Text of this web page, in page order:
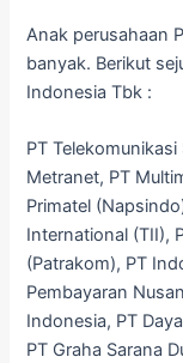
Anak perusahaan
banyak. Berikut
Indonesia Tbk :
PT
Metranet, PT
Primatel
International (TII),
(Patrakom), PT
Pembayaran
Indonesia, PT
PT Graha Sarana